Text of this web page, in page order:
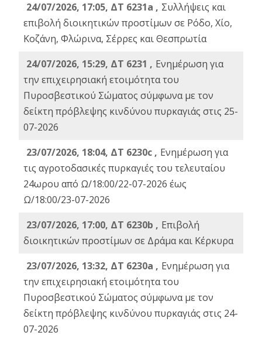
24/07/2026, 17:05, ΔΤ 6231a , Συλλήψεις και
επιβολή διοικητικών προστίμων σε Ρόδο, Χίο,
Κοζάνη, Φλώρινα, Σέρρες και Θεσπρωτία
24/07/2026, 15:29, ΔΤ 6231 , Ενημέρωση για
την επιχειρησιακή ετοιμότητα του
Πυροσβεστικού Σώματος σύμφωνα με τον
δείκτη πρόβλεψης κινδύνου πυρκαγιάς στις 25-
07-2026
23/07/2026, 18:04, ΔΤ 6230c , Ενημέρωση για
τις αγροτοδασικές πυρκαγιές του τελευταίου
24ωρου από Ω/18:00/22-07-2026 έως
Ω/18:00/23-07-2026
23/07/2026, 17:00, ΔΤ 6230b , Επιβολή
διοικητικών προστίμων σε Δράμα και Κέρκυρα
23/07/2026, 13:32, ΔΤ 6230a , Ενημέρωση για
την επιχειρησιακή ετοιμότητα του
Πυροσβεστικού Σώματος σύμφωνα με τον
δείκτη πρόβλεψης κινδύνου πυρκαγιάς στις 24-
07-2026